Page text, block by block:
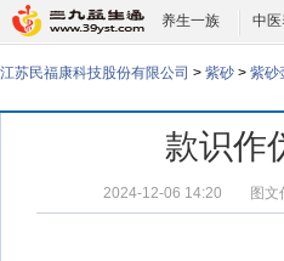
养生一族 中医
江苏民福康科技股份有限公司 > 紫砂 > 紫砂
款识作
2024-12-06 14:20 图文